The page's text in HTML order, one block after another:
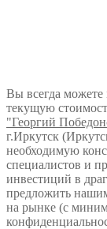
Вы всегда можете
текущую
"Георгий
г.Иркутск
необходимую
специалистов и
инвестиций в
предложить
на рынке (с